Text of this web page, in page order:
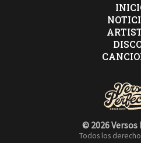
© 2026
Todos los